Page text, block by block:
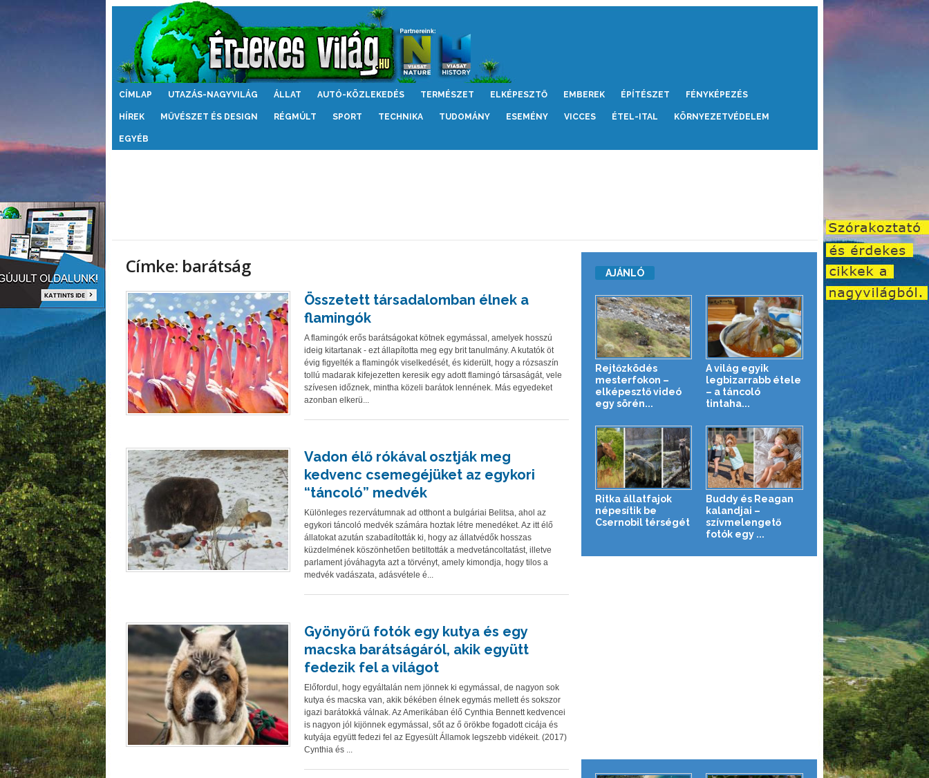
Érdekes
CÍMLAP UTAZÁS-NAGYVILÁG ÁLLAT AUTÓ-KÖZLEKEDÉS TERMÉSZET ELKÉPESZTŐ EMBEREK ÉPÍTÉSZET FÉNYKÉPEZÉS
HÍREK MŰVÉSZET ÉS DESIGN RÉGMÚLT SPORT TECHNIKA TUDOMÁNY ESEMÉNY VICCES ÉTEL-ITAL KÖRNYEZETVÉDELEM
EGYÉB
Címke: barátság
Összetett társadalomban élnek a
flamingók
A flamingók erős barátságokat kötnek egymással, amelyek hosszú
ideig kitartanak - ezt állapította meg egy brit tanulmány. A kutatók öt
évig figyelték a flamingók viselkedését, és kiderült, hogy a rózsaszín
tollú madarak kifejezetten keresik egy adott flamingó társaságát, vele
szívesen időznek, mintha közeli barátok lennének. Más egyedeket
azonban elkerü...
Vadon élő rókával osztják meg
kedvenc csemegéjüket az egykori
“táncoló” medvék
Különleges rezervátumnak ad otthont a bulgáriai Belitsa, ahol az
egykori táncoló medvék számára hoztak létre menedéket. Az itt élő
állatokat azután szabadították ki, hogy az állatvédők hosszas
küzdelmének köszönhetően betiltották a medvetáncoltatást, illetve
parlament jóváhagyta azt a törvényt, amely kimondja, hogy tilos a
medvék vadászata, adásvétele é...
Gyönyörű fotók egy kutya és egy
macska barátságáról, akik együtt
fedezik fel a világot
Előfordul, hogy egyáltalán nem jönnek ki egymással, de nagyon sok
kutya és macska van, akik békében élnek egymás mellett és sokszor
igazi barátokká válnak. Az Amerikában élő Cynthia Bennett kedvencei
is nagyon jól kijönnek egymással, sőt az ő örökbe fogadott cicája és
kutyája együtt fedezi fel az Egyesült Államok legszebb vidékeit. (2017)
Cynthia és ...
AJÁNLÓ
Rejtőzködés
mesterfokon –
elképesztő videó
egy sörén...
A világ egyik
legbizarrabb étele
– a táncoló
tintaha...
Ritka állatfajok
népesítik be
Csernobil térségét
Buddy és Reagan
kalandjai –
szívmelengető
fotók egy ...